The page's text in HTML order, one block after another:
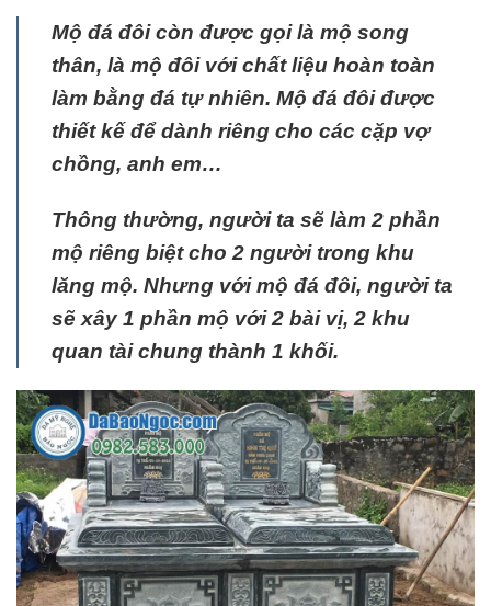
Mộ đá đôi còn được gọi là mộ song
thân, là mộ đôi với chất liệu hoàn toàn
làm bằng đá tự nhiên. Mộ đá đôi được
thiết kế để dành riêng cho các cặp vợ
chồng, anh em…
Thông thường, người ta sẽ làm 2 phần
mộ riêng biệt cho 2 người trong khu
lăng mộ. Nhưng với mộ đá đôi, người ta
sẽ xây 1 phần mộ với 2 bài vị, 2 khu
quan tài chung thành 1 khối.